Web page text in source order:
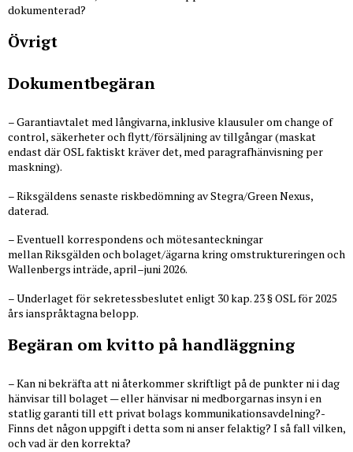
dokumenterad?
Övrigt
Dokumentbegäran
– Garantiavtalet med långivarna, inklusive klausuler om change of
control, säkerheter och flytt/försäljning av tillgångar (maskat
endast där OSL faktiskt kräver det, med paragrafhänvisning per
maskning).
– Riksgäldens senaste riskbedömning av Stegra/Green Nexus,
daterad.
– Eventuell korrespondens och mötesanteckningar
mellan Riksgälden och bolaget/ägarna kring omstruktureringen och
Wallenbergs inträde, april–juni 2026.
– Underlaget för sekretessbeslutet enligt 30 kap. 23 § OSL för 2025
års ianspråktagna belopp.
Begäran om kvitto på handläggning
– Kan ni bekräfta att ni återkommer skriftligt på de punkter ni i dag
hänvisar till bolaget — eller hänvisar ni medborgarnas insyn i en
statlig garanti till ett privat bolags kommunikationsavdelning?-
Finns det någon uppgift i detta som ni anser felaktig? I så fall vilken,
och vad är den korrekta?